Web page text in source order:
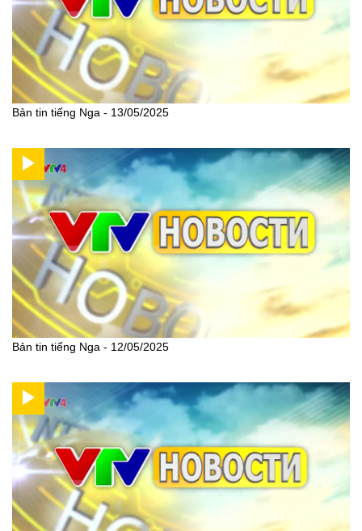
Bản tin tiếng Nga - 13/05/2025
Bản tin tiếng Nga - 12/05/2025